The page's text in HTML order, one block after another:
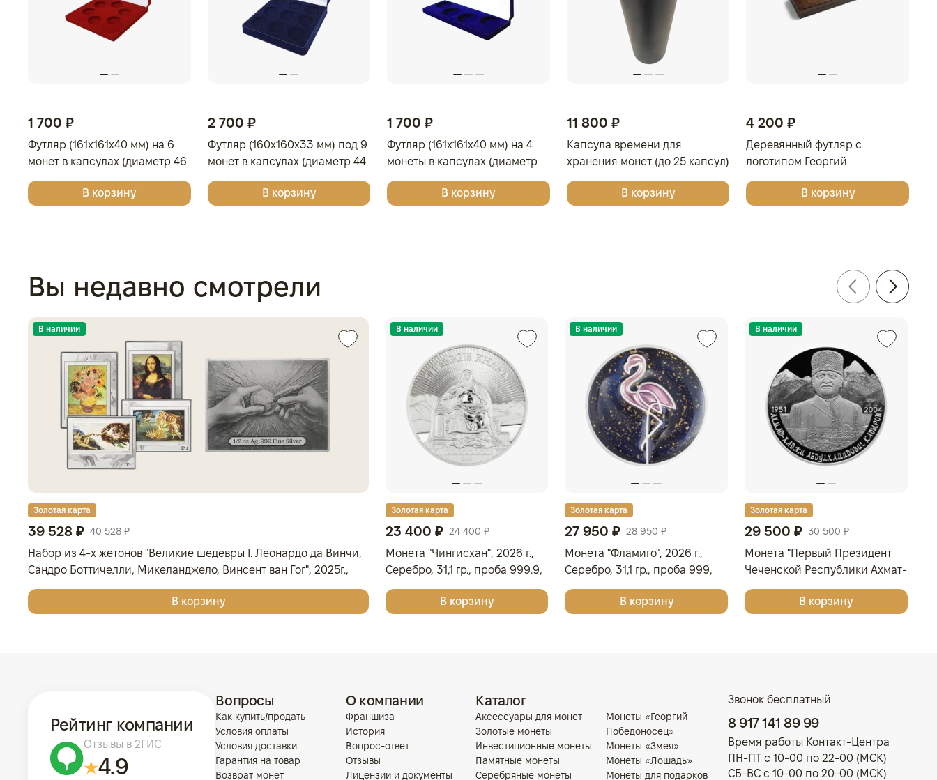
1 700 ₽
Футляр (161x161x40 мм) на 6
монет в капсулах (диаметр 46
мм), тёмно-синий
В корзину
2 700 ₽
Футляр (160x160x33 мм) под 9
монет в капсулах (диаметр 44
мм), светло-бордовый
В корзину
1 700 ₽
Футляр (161x161x40 мм) на 4
монеты в капсулах (диаметр
46 мм), светло-бордовый
В корзину
11 800 ₽
Капсула времени для
хранения монет (до 25 капсул)
В корзину
4 200 ₽
Деревянный футляр с
логотипом Георгий
Победоносец для 4 монет в
В корзину
Вы недавно смотрели
В наличии
Золотая карта
39 528 ₽ 40 528 ₽
Набор из 4-х жетонов "Великие шедевры I. Леонардо да Винчи,
Сандро Боттичелли, Микеланджело, Винсент ван Гог", 2025г.,
Серебро, 62,2 гр., проба 999, ГЕРМАНИЯ
В корзину
В наличии
Золотая карта
23 400 ₽ 24 400 ₽
Монета "Чингисхан", 2026 г.,
Серебро, 31,1 гр., проба 999.9,
МОНГОЛИЯ
В корзину
В наличии
Золотая карта
27 950 ₽ 28 950 ₽
Монета "Фламиго", 2026 г.,
Серебро, 31,1 гр., проба 999,
ОСТРОВА КУКА
В корзину
В наличии
Золотая карта
29 500 ₽ 30 500 ₽
Монета "Первый Президент
Чеченской Республики Ахмат-
Хаджи Абдулхамидович
Кадыров, к 75-летию со дня
В корзину
Рейтинг компании
Отзывы в 2ГИС
4.9
Вопросы
Как купить/продать
Условия оплаты
Условия доставки
Гарантия на товар
Возврат монет
О компании
Франшиза
История
Вопрос-ответ
Отзывы
Лицензии и документы
Каталог
Аксессуары для монет
Золотые монеты
Инвестиционные монеты
Памятные монеты
Серебряные монеты
Монеты «Георгий
Победоносец»
Монеты «Змея»
Монеты «Лошадь»
Монеты для подарков
Звонок бесплатный
8 917 141 89 99
Время работы Контакт-Центра
ПН-ПТ с 10-00 по 22-00 (МСК)
СБ-ВС с 10-00 по 20-00 (МСК)